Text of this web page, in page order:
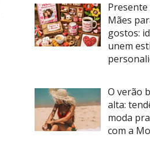
Presente
Mães
gostos:
unem
O verão
alta:
moda
com a